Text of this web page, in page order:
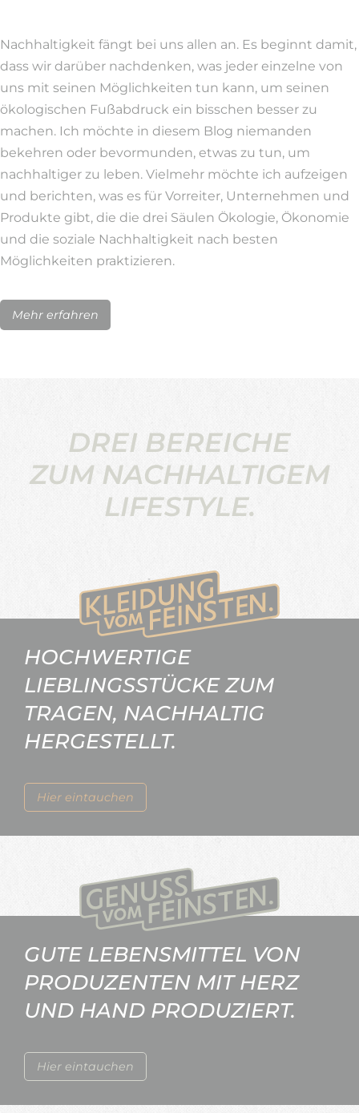
Nachhaltigkeit fängt bei uns allen an. Es beginnt damit,
dass wir darüber nachdenken, was jeder einzelne von
uns mit seinen Möglichkeiten tun kann, um seinen
ökologischen Fußabdruck ein bisschen besser zu
machen. Ich möchte in diesem Blog niemanden
bekehren oder bevormunden, etwas zu tun, um
nachhaltiger zu leben. Vielmehr möchte ich aufzeigen
und berichten, was es für Vorreiter, Unternehmen und
Produkte gibt, die die drei Säulen Ökologie, Ökonomie
und die soziale Nachhaltigkeit nach besten
Möglichkeiten praktizieren.
Mehr erfahren
DREI BEREICHE
ZUM NACHHALTIGEM
LIFESTYLE.
Hier eintauchen
HOCHWERTIGE
LIEBLINGSSTÜCKE ZUM
TRAGEN, NACHHALTIG
HERGESTELLT.
Hier eintauchen
GUTE LEBENSMITTEL VON
PRODUZENTEN MIT HERZ
UND HAND PRODUZIERT.